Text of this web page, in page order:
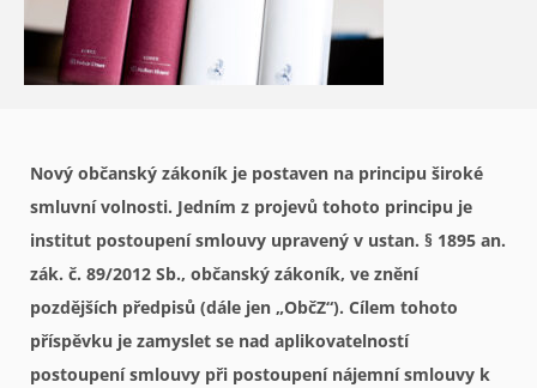
Nový občanský zákoník je postaven na principu široké
smluvní volnosti. Jedním z projevů tohoto principu je
institut postoupení smlouvy upravený v ustan. § 1895 an.
zák. č. 89/2012 Sb., občanský zákoník, ve znění
pozdějších předpisů (dále jen „ObčZ“). Cílem tohoto
příspěvku je zamyslet se nad aplikovatelností
postoupení smlouvy při postoupení nájemní smlouvy k